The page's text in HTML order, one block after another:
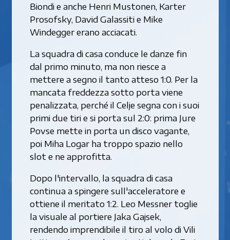
Biondi e anche Henri Mustonen, Karter
Prosofsky, David Galassiti e Mike
Windegger erano acciacati.
La squadra di casa conduce le danze fin
dal primo minuto, ma non riesce a
mettere a segno il tanto atteso 1:0. Per la
mancata freddezza sotto porta viene
penalizzata, perché il Celje segna con i suoi
primi due tiri e si porta sul 2:0: prima Jure
Povse mette in porta un disco vagante,
poi Miha Logar ha troppo spazio nello
slot e ne approfitta.
Dopo l'intervallo, la squadra di casa
continua a spingere sull'acceleratore e
ottiene il meritato 1:2. Leo Messner toglie
la visuale al portiere Jaka Gajsek,
rendendo imprendibile il tiro al volo di Vili